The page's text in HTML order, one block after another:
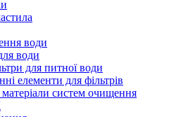
води
води
для питної води
елементи для фільтрів
матеріали систем очищення